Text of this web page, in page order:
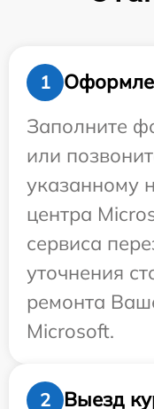
1
Заполните
или
указанному
центра
сервиса
уточнения
ремонта
Microsoft.
2 Выезд